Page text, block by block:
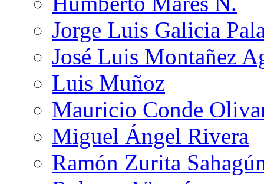
Jorge Luis Galicia
José Luis Montañez
Luis Muñoz
Mauricio Conde
Miguel Ángel Rivera
Ramón Zurita